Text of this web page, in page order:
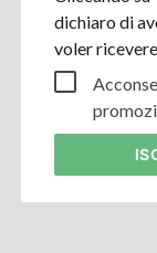
dichiaro di
voler